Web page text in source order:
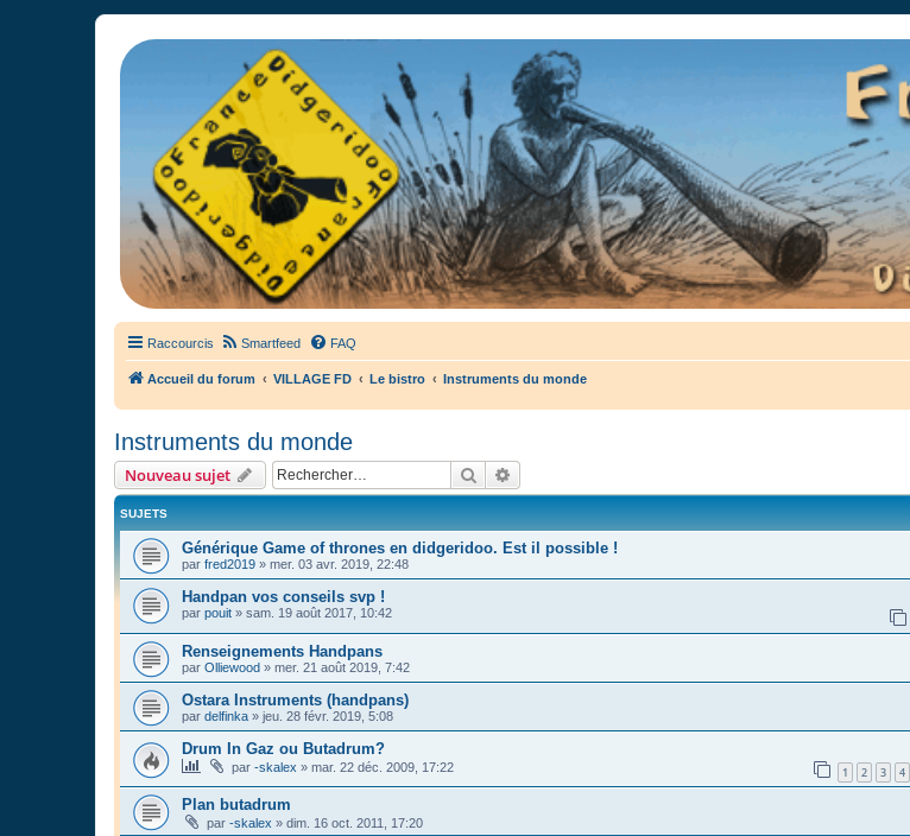
France Didgeridoo
Didgeridoo et Guimbarde sur France Didgeridoo - retrouvez la communauté.
Raccourcis Smartfeed FAQ
Accueil du forum VILLAGE FD Le bistro Instruments du monde
Instruments du monde
Nouveau sujet Rechercher
SUJETS
Générique Game of thrones en didgeridoo. Est il possible !
par fred2019 » mer. 03 avr. 2019, 22:48
Handpan vos conseils svp !
par pouit » sam. 19 août 2017, 10:42
Renseignements Handpans
par Olliewood » mer. 21 août 2019, 7:42
Ostara Instruments (handpans)
par delfinka » jeu. 28 févr. 2019, 5:08
Drum In Gaz ou Butadrum?
par -skalex » mar. 22 déc. 2009, 17:22 1 2 3 4
Plan butadrum
par -skalex » dim. 16 oct. 2011, 17:20